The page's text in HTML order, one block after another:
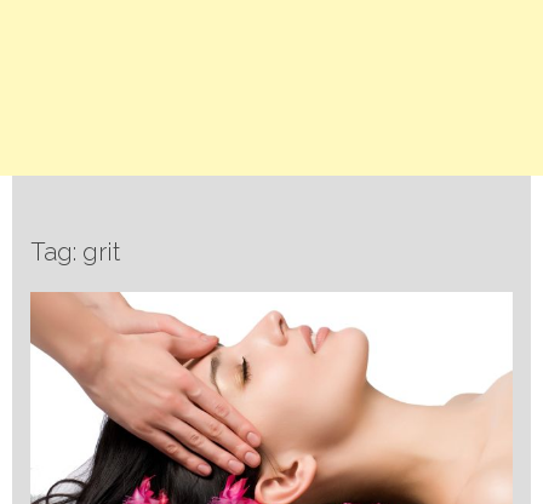
Tag: grit